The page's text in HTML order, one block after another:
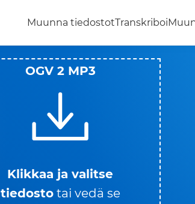
Muunna tiedostotTranskriboi
OGV 2 MP3
Klikkaa ja valitse
tiedosto tai vedä se